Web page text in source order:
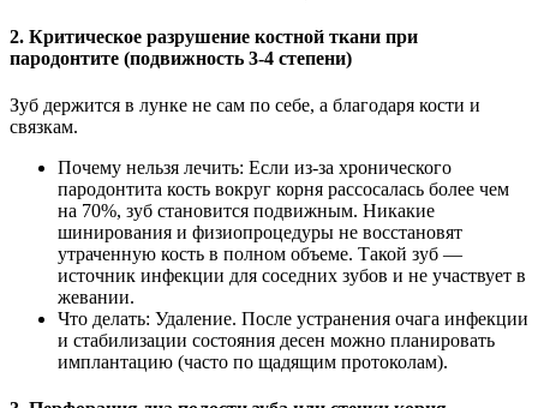
2. Критическое разрушение костной ткани при
пародонтите (подвижность 3-4 степени)
Зуб держится в лунке не сам по себе, а благодаря кости и
связкам.
Почему нельзя лечить: Если из-за хронического
пародонтита кость вокруг корня рассосалась более чем
на 70%, зуб становится подвижным. Никакие
шинирования и физиопроцедуры не восстановят
утраченную кость в полном объеме. Такой зуб —
источник инфекции для соседних зубов и не участвует в
жевании.
Что делать: Удаление. После устранения очага инфекции
и стабилизации состояния десен можно планировать
имплантацию (часто по щадящим протоколам).